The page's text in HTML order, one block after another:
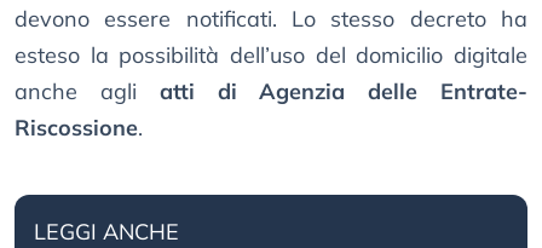
devono essere notificati. Lo stesso decreto ha
esteso la possibilità dell’uso del domicilio digitale
anche agli atti di Agenzia delle Entrate-
Riscossione.
LEGGI ANCHE